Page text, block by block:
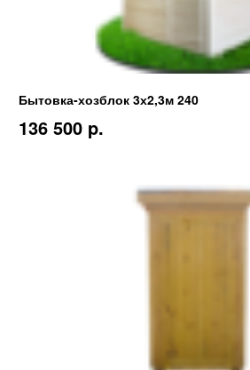
Бытовка-хозблок 3х2,3м 240
136 500 p.